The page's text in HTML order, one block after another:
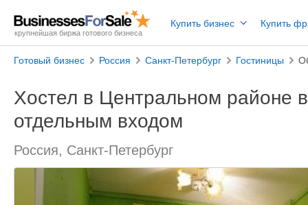
крупнейшая биржа готового бизнеса
Купить бизнес Купить
Готовый бизнес Россия Санкт-Петербург Гостиницы
Хостел в Центральном районе
отдельным входом
Россия, Санкт-Петербург